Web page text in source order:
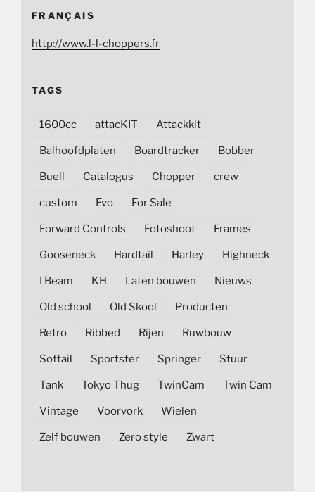
FRANÇAIS
http://www.l-l-choppers.fr
TAGS
1600cc attacKIT Attackkit
Balhoofdplaten Boardtracker Bobber
Buell Catalogus Chopper crew
custom Evo For Sale
Forward Controls Fotoshoot Frames
Gooseneck Hardtail Harley Highneck
I Beam KH Laten bouwen Nieuws
Old school Old Skool Producten
Retro Ribbed Rijen Ruwbouw
Softail Sportster Springer Stuur
Tank Tokyo Thug TwinCam Twin Cam
Vintage Voorvork Wielen
Zelf bouwen Zero style Zwart